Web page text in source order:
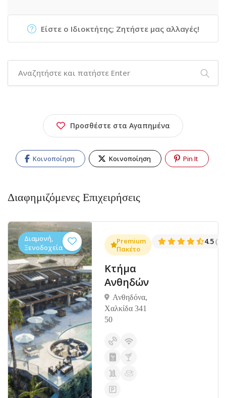
Είστε ο Ιδιοκτήτης; Ζητήστε μας αλλαγές!
Προσθέστε στα Αγαπημένα
Κοινοποίηση Κοινοποίηση Pin It
Διαφημιζόμενες Επιχειρήσεις
(1381)
Διαμονή,
Ξενοδοχεία
Premium
Πακέτο
Κτήμα
Ανθηδών
Ανθηδόνα,
Χαλκίδα 341
50
4.5